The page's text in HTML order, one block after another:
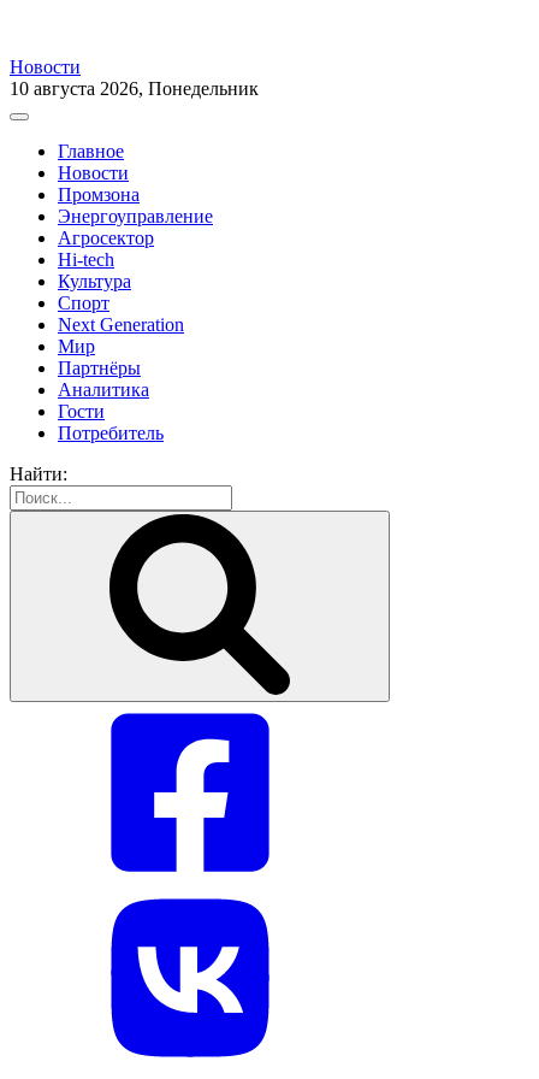
Новости
10 августа 2026, Понедельник
Главное
Новости
Промзона
Энергоуправление
Агросектор
Hi-tech
Культура
Спорт
Next Generation
Мир
Партнёры
Аналитика
Гости
Потребитель
Найти: